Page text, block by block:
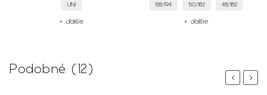
UNI
+ ďalšie
58/194 50/182 48/182
+ ďalšie
Podobné (12)
PreviousNext